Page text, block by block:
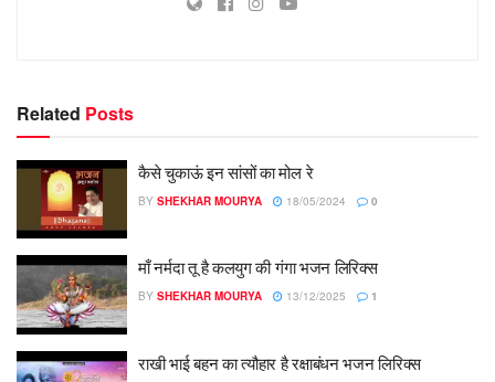
Related Posts
कैसे चुकाऊं इन सांसों का मोल रे
BY SHEKHAR MOURYA 18/05/2024 0
माँ नर्मदा तू है कलयुग की गंगा भजन लिरिक्स
BY SHEKHAR MOURYA 13/12/2025 1
राखी भाई बहन का त्यौहार है रक्षाबंधन भजन लिरिक्स